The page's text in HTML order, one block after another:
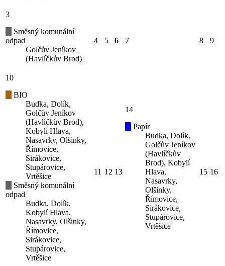
3
Směsný komunální
odpad
Golčův Jeníkov
(Havlíčkův Brod)
4 5 6 7 8 9
10
BIO
Budka, Dolík,
Golčův Jeníkov
(Havlíčkův Brod),
Kobylí Hlava,
Nasavrky, Olšinky,
Římovice,
Sirákovice,
Stupárovice,
Vrtěšice
Směsný komunální
odpad
Budka, Dolík,
Kobylí Hlava,
Nasavrky, Olšinky,
Římovice,
Sirákovice,
Stupárovice,
Vrtěšice
11 12 13
14
Papír
Budka, Dolík,
Golčův Jeníkov
(Havlíčkův
Brod), Kobylí
Hlava,
Nasavrky,
Olšinky,
Římovice,
Sirákovice,
Stupárovice,
Vrtěšice
15 16